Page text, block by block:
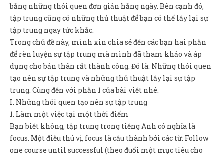
bằng những thói quen đơn giản hằng ngày. Bên cạnh đó,
tập trung cũng có những thủ thuật để bạn có thể lấy lại sự
tập trung ngay tức khắc.
Trong chủ đề này, mình xin chia sẻ đến các bạn hai phần
để rèn luyện sự tập trung mà mình đã tham khảo và áp
dụng cho bản thân rất thành công. Đó là: Những thói quen
tạo nên sự tập trung và những thủ thuật lấy lại sự tập
trung. Cùng đến với phần 1 của bài viết nhé.
I. Những thói quen tạo nên sự tập trung
1. Làm một việc tại một thời điểm
Bạn biết không, tập trung trong tiếng Anh có nghĩa là
focus. Một điều thú vị, focus là cấu thành bởi các từ: Follow
one course until successful (theo đuổi một mục tiêu cho